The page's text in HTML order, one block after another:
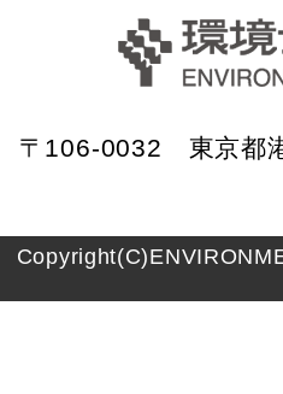
〒106-0032 東京都